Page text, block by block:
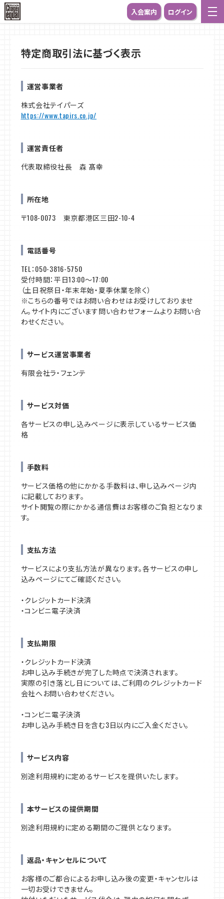
入会案内 ログイン
特定商取引法に基づく表示
運営事業者
株式会社テイパーズ
https://www.tapirs.co.jp/
運営責任者
代表取締役社長 森 髙幸
所在地
〒108-0073 東京都港区三田2-10-4
電話番号
TEL：050-3816-5750
受付時間：平日13:00～17:00
（土日祝祭日・年末年始・夏季休業を除く）
※こちらの番号ではお問い合わせはお受けしておりませ
ん。サイト内にございます問い合わせフォームよりお問い合
わせください。
サービス運営事業者
有限会社ラ・フェンテ
サービス対価
各サービスの申し込みページに表示しているサービス価
格
手数料
サービス価格の他にかかる手数料は、申し込みページ内
に記載しております。
サイト閲覧の際にかかる通信費はお客様のご負担となりま
す。
支払方法
サービスにより支払方法が異なります。各サービスの申し
込みページにてご確認ください。
・クレジットカード決済
・コンビニ電子決済
支払期限
・クレジットカード決済
お申し込み手続きが完了した時点で決済されます。
実際の引き落とし日については、ご利用のクレジットカード
会社へお問い合わせください。
・コンビニ電子決済
お申し込み手続き日を含む3日以内にご入金ください。
サービス内容
別途利用規約に定めるサービスを提供いたします。
本サービスの提供期間
別途利用規約に定める期間のご提供となります。
返品・キャンセルについて
お客様のご都合によるお申し込み後の変更・キャンセルは
一切お受けできません。